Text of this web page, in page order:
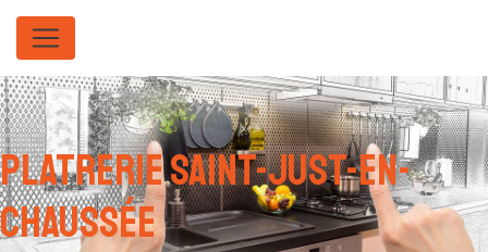
platrerie Saint-Just-en-
Chaussée
Panneau de gestion des cookies